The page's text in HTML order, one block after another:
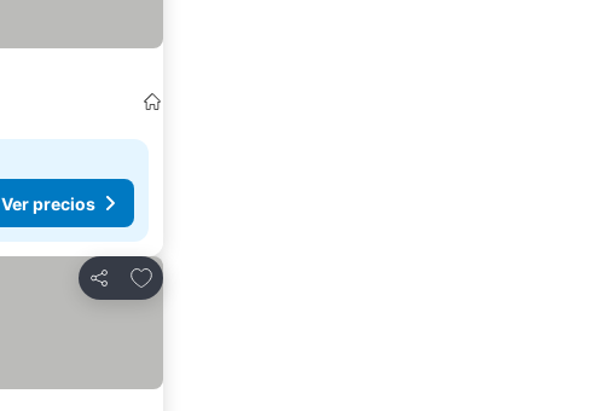
Ver precios
Compartir
Agregar a favoritos